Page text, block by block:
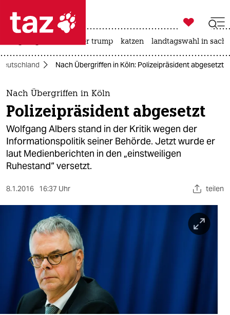
 taz zahl ich
taz zahl ich
themen
politik
öko
gesellschaft
kultur
sport
berlin
wahrheit
verlag

taz zahl ich
usa unter trump katzen landtagswahl in
Nach Übergriffen in Köln: Polizeipräsident abgesetzt
Nach Übergriffen in Köln
Polizeipräsident abgesetzt
Wolfgang Albers stand in der Kritik wegen der
Informationspolitik seiner Behörde. Jetzt wurde er
laut Medienberichten in den „einstweiligen
Ruhestand“ versetzt.
8.1.2016 16:37 Uhr teilen